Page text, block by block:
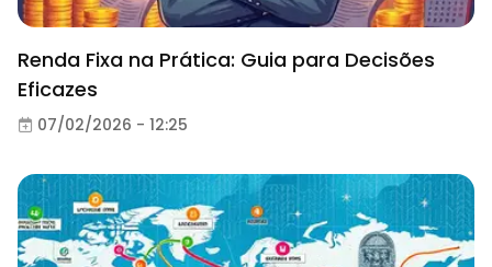
Renda Fixa na Prática: Guia para Decisões
Eficazes
07/02/2026 - 12:25